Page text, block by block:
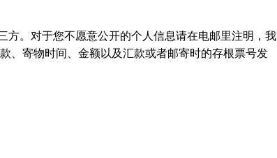
方。对于您不愿意公开的个人信息请在电邮里注明，我
、寄物时间、金额以及汇款或者邮寄时的存根票号发